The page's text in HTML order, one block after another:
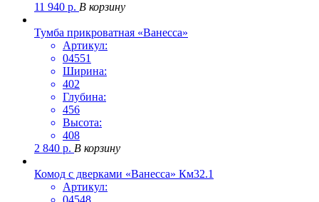
11 940 р. В корзину
Тумба прикроватная «Ванесса»
Артикул:
04551
Ширина:
402
Глубина:
456
Высота:
408
2 840 р. В корзину
Комод с дверками «Ванесса» Км32.1
Артикул:
04548